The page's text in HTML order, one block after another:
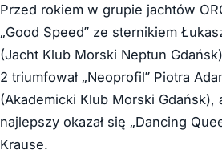
Przed rokiem w grupie jachtów
„Good Speed” ze sternikiem
(Jacht Klub Morski Neptun
2 triumfował „Neoprofil” Piotra
(Akademicki Klub Morski Gdańsk),
najlepszy okazał się „Dancing
Krause.